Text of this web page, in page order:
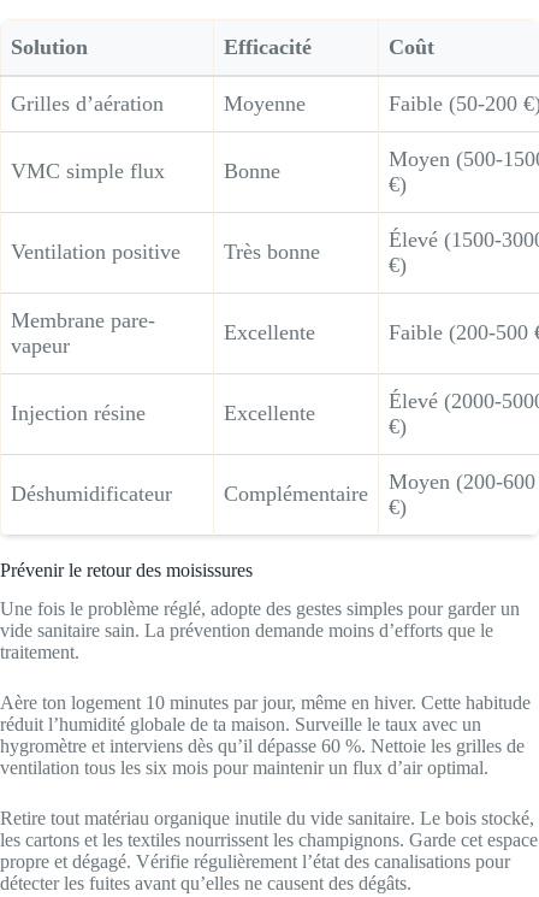
Solution Efficacité Coût
Grilles d’aération Moyenne Faible (50-200
VMC simple flux Bonne
Moyen (500-
€)
Ventilation positive Très bonne
Élevé (1500-
€)
Membrane pare-
vapeur
Excellente Faible (200-500
Injection résine Excellente
Élevé (2000-
€)
Déshumidificateur Complémentaire
Moyen (200-600
€)
Prévenir le retour des moisissures
Une fois le problème réglé, adopte des gestes simples pour garder un
vide sanitaire sain. La prévention demande moins d’efforts que le
traitement.
Aère ton logement 10 minutes par jour, même en hiver. Cette habitude
réduit l’humidité globale de ta maison. Surveille le taux avec un
hygromètre et interviens dès qu’il dépasse 60 %. Nettoie les grilles de
ventilation tous les six mois pour maintenir un flux d’air optimal.
Retire tout matériau organique inutile du vide sanitaire. Le bois stocké,
les cartons et les textiles nourrissent les champignons. Garde cet espace
propre et dégagé. Vérifie régulièrement l’état des canalisations pour
détecter les fuites avant qu’elles ne causent des dégâts.